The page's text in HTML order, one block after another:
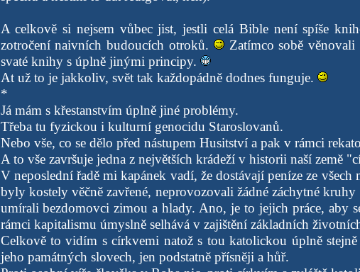
A celkově si nejsem vůbec jist, jestli celá Bible není spíše
zotročení naivních budoucích otroků.
Zatímco sobě věnovali
svaté knihy s úplně jinými principy.
At už to je jakkoliv, svět tak každopádně dodnes funguje.
*
Já mám s křestanstvím úplně jiné problémy.
Třeba tu fyzickou i kulturní genocidu Staroslovanů.
Nebo vše, co se dělo před nástupem Husitství a pak v rámci
A to vše završuje jedna z největších krádeží v historii naší země
V neposlední řadě mi kapánek vadí, že dostávají peníze ze
byly kostely věčně zavřené, neprovozovali žádné záchytné
umírali bezdomovci zimou a hlady. Ano, je to jejich práce, aby
rámci kapitalismu úmyslně selhává v zajištění základních
Celkově to vidím s církvemi natož s tou katolickou úplně
jeho památných slovech, jen podstatně přísněji a hůř.